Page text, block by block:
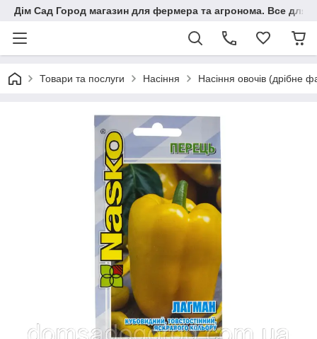
Дім Сад Город магазин для фермера та агронома. Все для
Товари та послуги Насіння Насіння овочів (дрібне